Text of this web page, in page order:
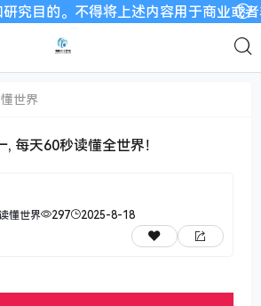
。不得将上述内容用于商业或者非
世界
每天60秒读懂全世界！
懂世界 297 2025-8-18